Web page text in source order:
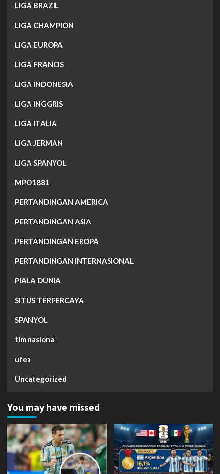
LIGA BRAZIL
LIGA CHAMPION
LIGA EUROPA
LIGA FRANCIS
LIGA INDONESIA
LIGA INGGRIS
LIGA ITALIA
LIGA JERMAN
LIGA SPANYOL
MPO1881
PERTANDINGAN AMERICA
PERTANDINGAN ASIA
PERTANDINGAN EROPA
PERTANDINGAN INTERNASIONAL
PIALA DUNIA
SITUS TERPERCAYA
SPANYOL
tim nasional
ufea
Uncategorized
You may have missed